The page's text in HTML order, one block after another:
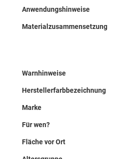
Anwendungshinweise
Materialzusammensetzung
Warnhinweise
Herstellerfarbbezeichnung
Marke
Für wen?
Fläche vor Ort